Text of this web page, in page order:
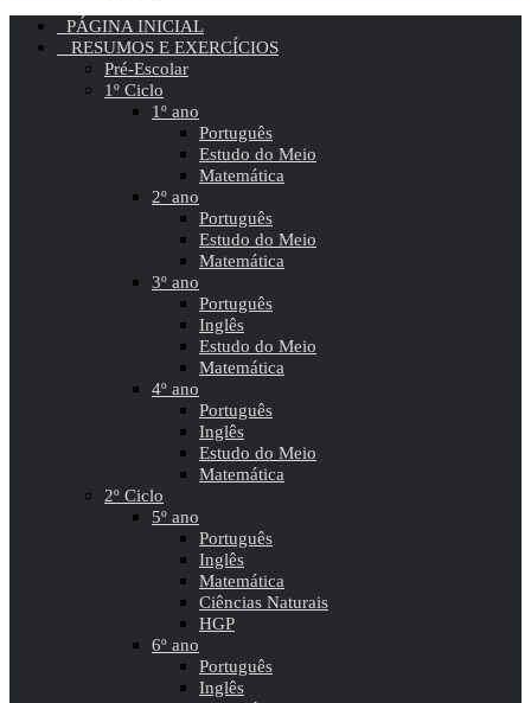
PÁGINA INICIAL
RESUMOS E EXERCÍCIOS
Pré-Escolar
1º Ciclo
1º ano
Português
Estudo do Meio
Matemática
2º ano
Português
Estudo do Meio
Matemática
3º ano
Português
Inglês
Estudo do Meio
Matemática
4º ano
Português
Inglês
Estudo do Meio
Matemática
2º Ciclo
5º ano
Português
Inglês
Matemática
Ciências Naturais
HGP
6º ano
Português
Inglês